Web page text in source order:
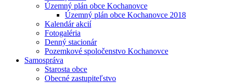
Územný plán obce Kochanovce
Územný plán obce Kochanovce 2018
Kalendár akcií
Fotogaléria
Denný stacionár
Pozemkové spoločenstvo Kochanovce
Samospráva
Starosta obce
Obecné zastupiteľstvo